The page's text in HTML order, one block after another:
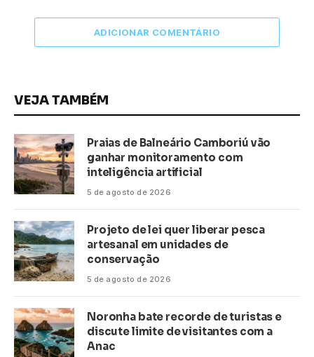
ADICIONAR COMENTÁRIO
VEJA TAMBÉM
Praias de Balneário Camboriú vão
ganhar monitoramento com
inteligência artificial
5 de agosto de 2026
Projeto de lei quer liberar pesca
artesanal em unidades de
conservação
5 de agosto de 2026
Noronha bate recorde de turistas e
discute limite de visitantes com a
Anac